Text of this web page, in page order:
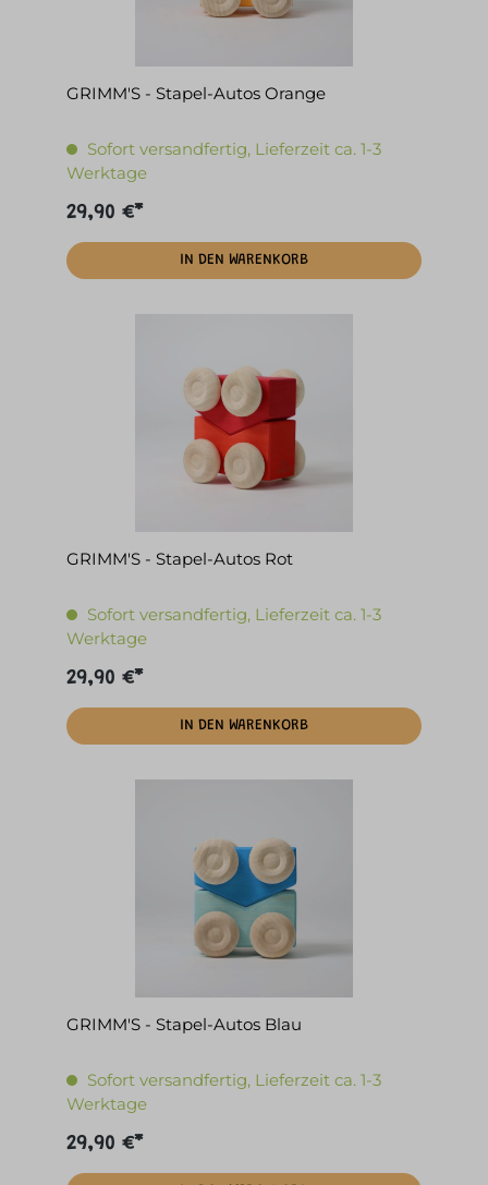
GRIMM'S - Stapel-Autos Orange
Sofort versandfertig, Lieferzeit ca. 1-3
Werktage
29,90 €*
IN DEN WARENKORB
GRIMM'S - Stapel-Autos Rot
Sofort versandfertig, Lieferzeit ca. 1-3
Werktage
29,90 €*
IN DEN WARENKORB
GRIMM'S - Stapel-Autos Blau
Sofort versandfertig, Lieferzeit ca. 1-3
Werktage
29,90 €*